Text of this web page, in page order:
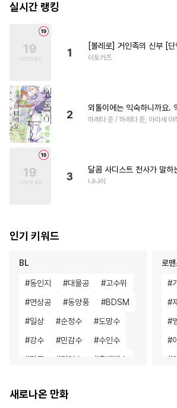
실시간 랭킹
1
[볼레로] 거인족의 신부 [단
이토카즈
2
외톨이에는 익숙하니까요.
하레타 준 / 하레타 준, 아라세 야
3
달콤 사디스트 천사가 말하
나나이
인기 키워드
BL
#동인지 #대물공 #고수위
#연상공 #동양풍 #BDSM
#일상 #순정수 #도망수
#강수 #민감수 #수인수
#강공 #귀염수 #츤데레수
#순진수 #음험공
로
#
#
#
#
#
새로나온 만화